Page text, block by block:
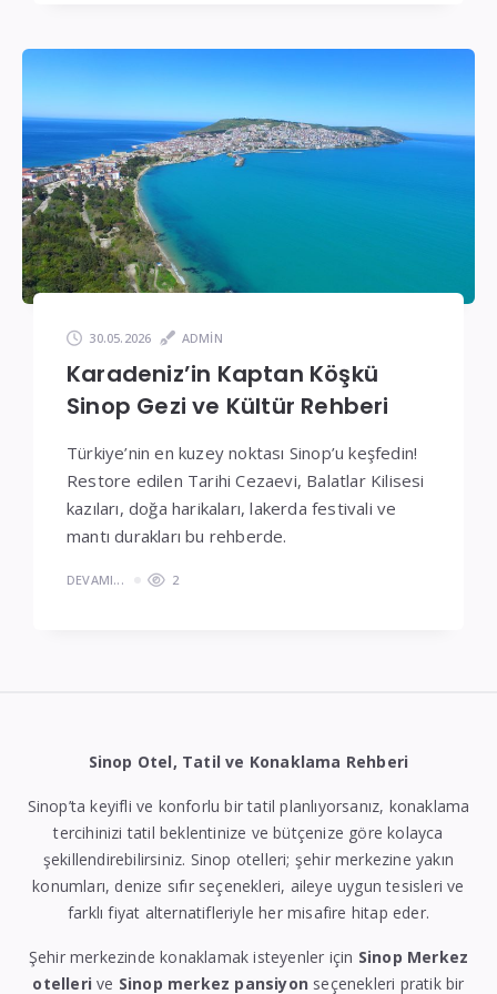
30.05.2026 ADMIN
Karadeniz’in Kaptan Köşkü
Sinop Gezi ve Kültür Rehberi
Türkiye’nin en kuzey noktası Sinop’u keşfedin!
Restore edilen Tarihi Cezaevi, Balatlar Kilisesi
kazıları, doğa harikaları, lakerda festivali ve
mantı durakları bu rehberde.
DEVAMI... 2
Sinop Otel, Tatil ve Konaklama Rehberi
Sinop’ta keyifli ve konforlu bir tatil planlıyorsanız, konaklama
tercihinizi tatil beklentinize ve bütçenize göre kolayca
şekillendirebilirsiniz. Sinop otelleri; şehir merkezine yakın
konumları, denize sıfır seçenekleri, aileye uygun tesisleri ve
farklı fiyat alternatifleriyle her misafire hitap eder.
Şehir merkezinde konaklamak isteyenler için Sinop Merkez
otelleri ve Sinop merkez pansiyon seçenekleri pratik bir